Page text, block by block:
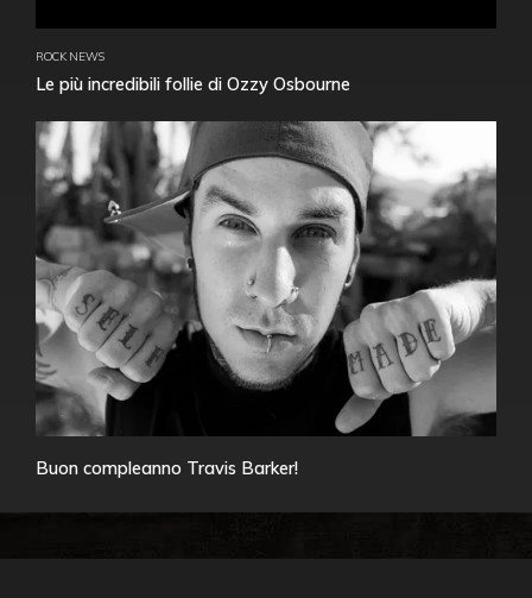
ROCK NEWS
Le più incredibili follie di Ozzy Osbourne
Buon compleanno Travis Barker!